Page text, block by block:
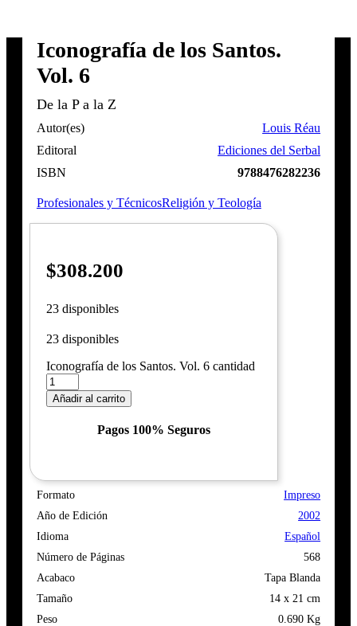
Iconografía de los Santos.
Vol. 6
De la P a la Z
Autor(es)
Louis Réau
Editoral
Ediciones del Serbal
ISBN
9788476282236
Profesionales y TécnicosReligión y Teología
$308.200
23 disponibles
23 disponibles
Iconografía de los Santos. Vol. 6 cantidad
Añadir al carrito
Pagos 100% Seguros
Formato
Impreso
Año de Edición
2002
Idioma
Español
Número de Páginas
568
Acabaco
Tapa Blanda
Tamaño
14 x 21 cm
Peso
0.690 Kg